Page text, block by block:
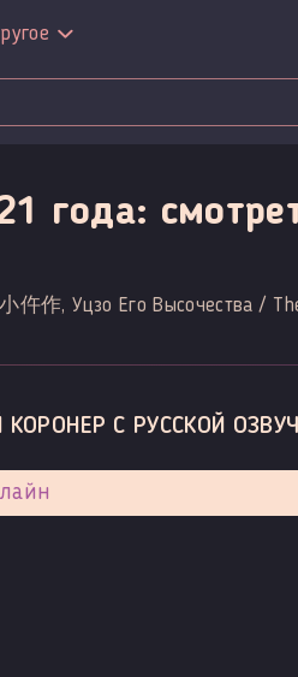
года:
仵作, Уцзо Его Высочества /
С РУССКОЙ